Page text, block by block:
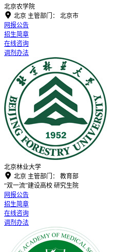
北京农学院
 北京 主管部门：
北京市
网报公告
招生简章
在线咨询
调剂办法
北京林业大学
 北京 主管部门：
教育部
“双一流”建设高校 研究生院
网报公告
招生简章
在线咨询
调剂办法